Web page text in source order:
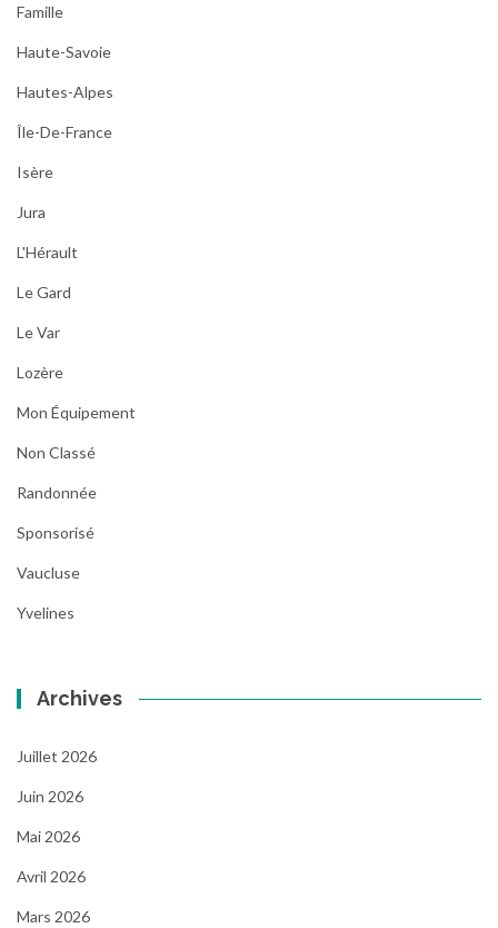
Famille
Haute-Savoie
Hautes-Alpes
Île-De-France
Isère
Jura
L'Hérault
Le Gard
Le Var
Lozère
Mon Équipement
Non Classé
Randonnée
Sponsorisé
Vaucluse
Yvelines
Archives
Juillet 2026
Juin 2026
Mai 2026
Avril 2026
Mars 2026